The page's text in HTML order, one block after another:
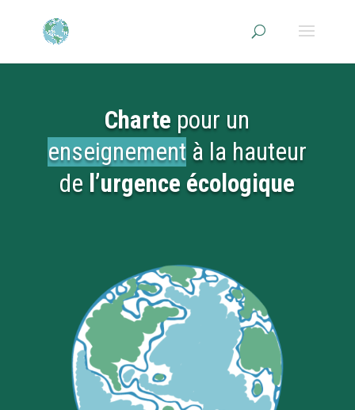
Charte pour un
enseignement à la hauteur
de l’urgence écologique